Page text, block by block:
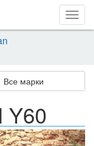
Все марки
Y60